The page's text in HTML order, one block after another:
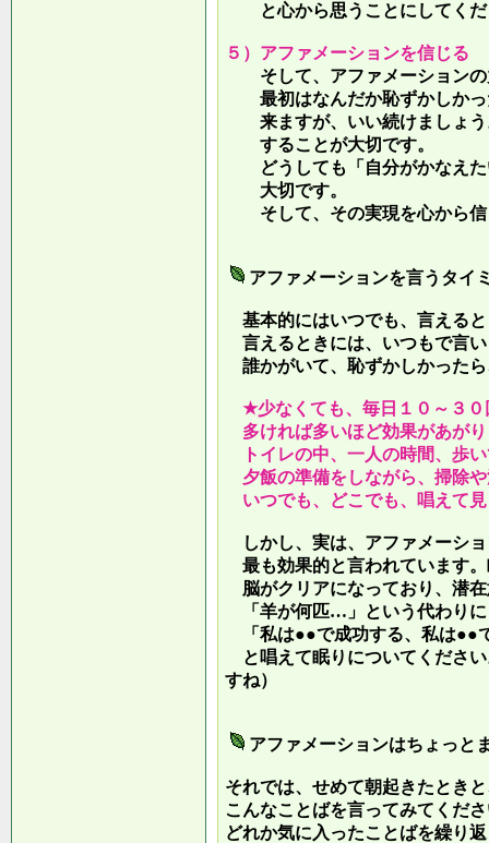
と心から思うことにしてくだ
５）アファメーションを信じる
そして、アファメーションの
最初はなんだか恥ずかしかっ
来ますが、いい続けましょう
することが大切です。
どうしても「自分がかなえた
大切です。
そして、その実現を心から信
アファメーションを言うタイ
基本的にはいつでも、言える
言えるときには、いつもで言
誰かがいて、恥ずかしかった
★少なくても、毎日１０～３０
多ければ多いほど効果があが
トイレの中、一人の時間、歩
夕飯の準備をしながら、掃除
いつでも、どこでも、唱えて
しかし、実は、アファメーシ
最も効果的と言われています
脳がクリアになっており、潜
「羊が何匹…」という代わりに
「私は●●で成功する、私は●●
と唱えて眠りについてくださ
すね）
アファメーションはちょっと
それでは、せめて朝起きたとき
こんなことばを言ってみてくだ
どれか気に入ったことばを繰り